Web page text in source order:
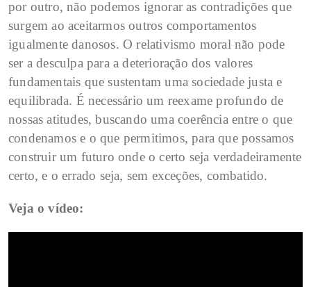
por outro, não podemos ignorar as contradições que
surgem ao aceitarmos outros comportamentos
igualmente danosos. O relativismo moral não pode
ser a desculpa para a deterioração dos valores
fundamentais que sustentam uma sociedade justa e
equilibrada. É necessário um reexame profundo de
nossas atitudes, buscando uma coerência entre o que
condenamos e o que permitimos, para que possamos
construir um futuro onde o certo seja verdadeiramente
certo, e o errado seja, sem exceções, combatido.
Veja o vídeo: